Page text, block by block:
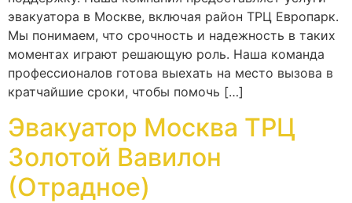
эвакуатора в Москве, включая район ТРЦ Европарк.
Мы понимаем, что срочность и надежность в таких
моментах играют решающую роль. Наша команда
профессионалов готова выехать на место вызова в
кратчайшие сроки, чтобы помочь […]
Эвакуатор Москва ТРЦ
Золотой Вавилон
(Отрадное)